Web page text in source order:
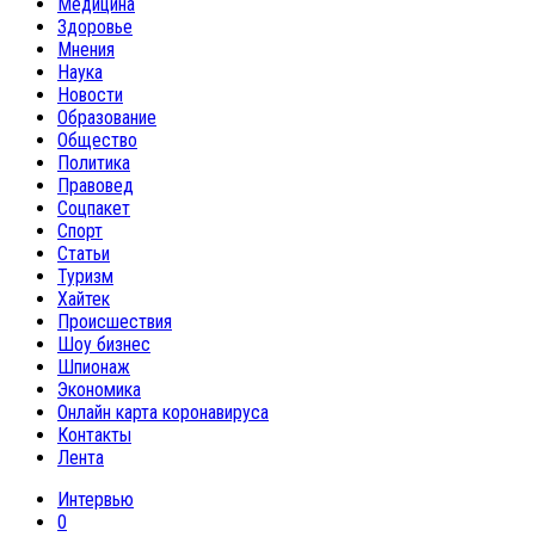
Здоровье
Мнения
Наука
Новости
Образование
Общество
Политика
Правовед
Соцпакет
Спорт
Статьи
Туризм
Хайтек
Происшествия
Шоу бизнес
Шпионаж
Экономика
Онлайн карта коронавируса
Контакты
Лента
Интервью
0